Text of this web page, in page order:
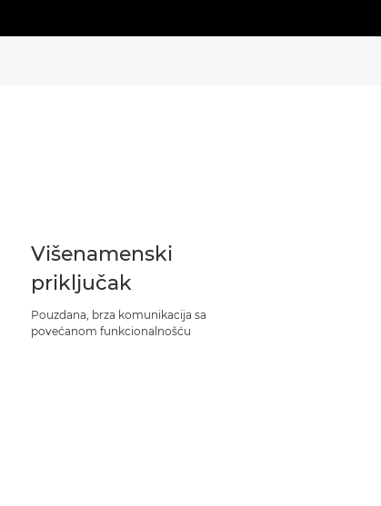
Višenamenski
priključak
Pouzdana, brza komunikacija sa
povećanom funkcionalnošću